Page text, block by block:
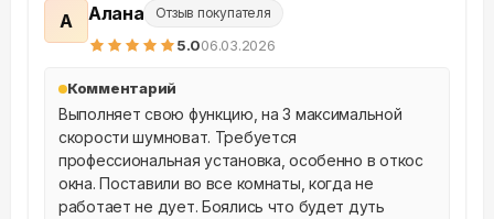
А Алана Отзыв покупателя
5.006.03.2026
Комментарий
Выполняет свою функцию, на 3 максимальной
скорости шумноват. Требуется
профессиональная установка, особенно в откос
окна. Поставили во все комнаты, когда не
работает не дует. Боялись что будет дуть